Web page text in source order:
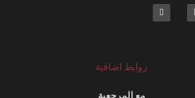
روابط اضافية
مع المرجعية